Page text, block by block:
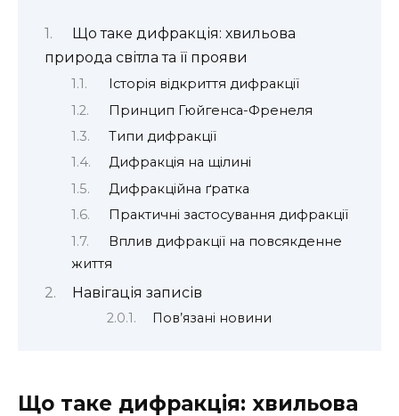
Що таке дифракція: хвильова
природа світла та її прояви
Історія відкриття дифракції
Принцип Гюйгенса-Френеля
Типи дифракції
Дифракція на щілині
Дифракційна ґратка
Практичні застосування дифракції
Вплив дифракції на повсякденне
життя
Навігація записів
Пов’язані новини
Що таке дифракція: хвильова